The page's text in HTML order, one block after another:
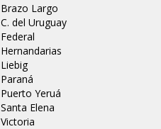
Brazo Largo
C. del Uruguay
Federal
Hernandarias
Liebig
Paraná
Puerto Yeruá
Santa Elena
Victoria